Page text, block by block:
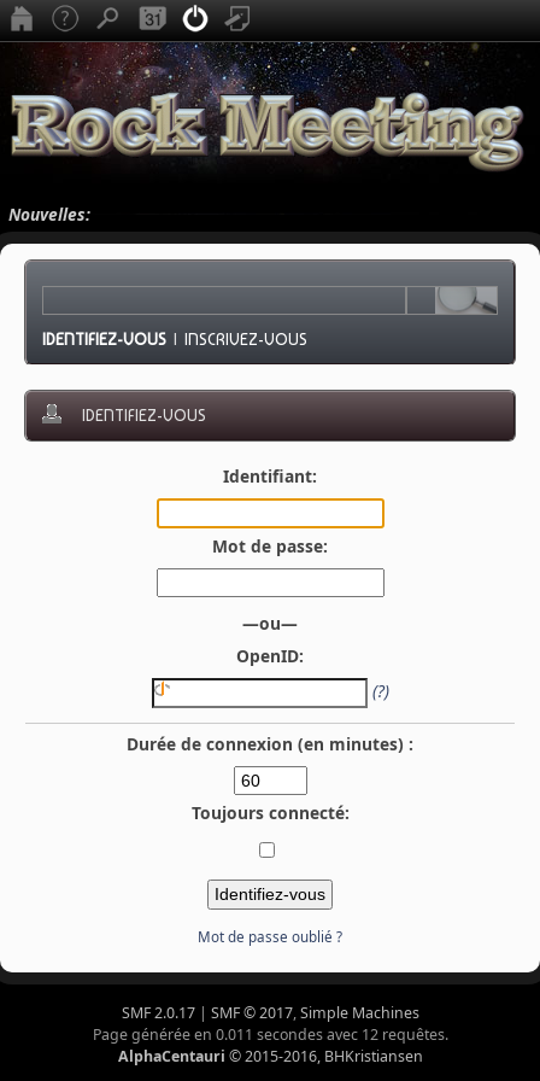
Nouvelles:
IDENTIFIEZ-VOUS |INSCRIVEZ-VOUS
IDENTIFIEZ-VOUS
Identifiant:
Mot de passe:
—ou—
OpenID:
(?)
Durée de connexion (en minutes) :
Toujours connecté:
Mot de passe oublié ?
SMF 2.0.17| SMF © 2017,Simple Machines
Page générée en 0.011 secondes avec 12 requêtes.
AlphaCentauri © 2015-2016, BHKristiansen